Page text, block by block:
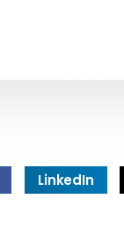
LinkedIn